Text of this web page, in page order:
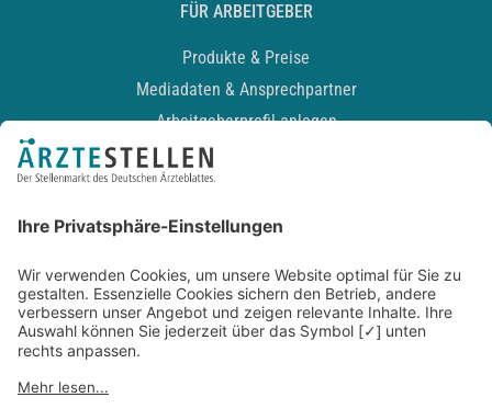
FÜR ARBEITGEBER
Produkte & Preise
Mediadaten & Ansprechpartner
Arbeitgeberprofil anlegen
Recruiting-Podcast
Kontakt
Datenschutz
Newsletter